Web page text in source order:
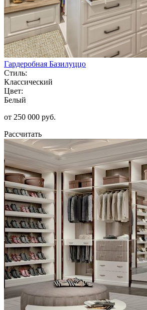
Гардеробная Базилуццо
Стиль:
Классический
Цвет:
Белый
от 250 000 руб.
Рассчитать